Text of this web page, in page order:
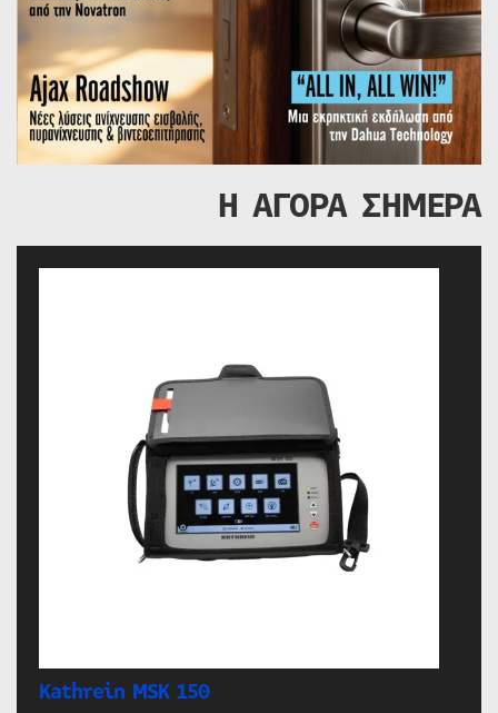
Η ΑΓΟΡΑ ΣΗΜΕΡΑ
Kathrein MSK 150